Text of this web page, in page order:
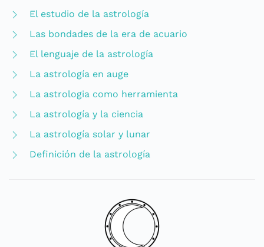
El estudio de la astrología
Las bondades de la era de acuario
El lenguaje de la astrología
La astrología en auge
La astrologia como herramienta
La astrología y la ciencia
La astrología solar y lunar
Definición de la astrología